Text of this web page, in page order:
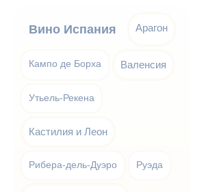
Вино Испания Арагон
Кампо де Борха Валенсия
Утьель-Рекена
Кастилия и Леон
Рибера-дель-Дуэро Руэда